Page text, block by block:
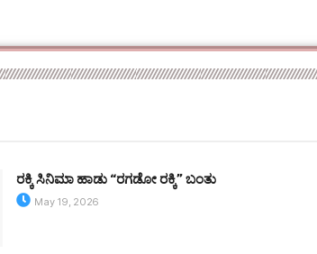
ರಕ್ಕಿ ಸಿನಿಮಾ ಹಾಡು “ರಗಡೋ ರಕ್ಕಿ” ಬಂತು
May 19, 2026